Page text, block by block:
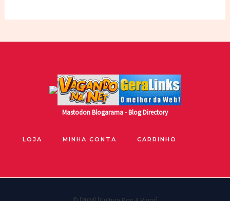
MastodonBlogarama - Blog Directory
LOJA MINHA CONTA CARRINHO